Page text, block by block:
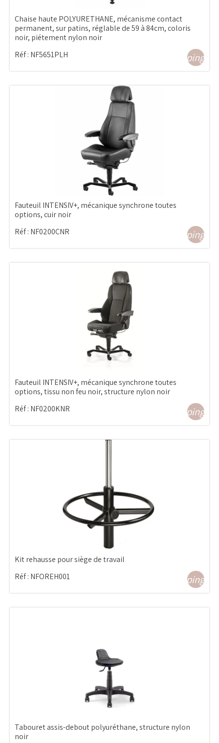
Chaise haute POLYURETHANE, mécanisme contact
permanent, sur patins, réglable de 59 à 84cm, coloris
noir, piétement nylon noir
Réf : NF5651PLH
Fauteuil INTENSIV+, mécanique synchrone toutes
options, cuir noir
Réf : NF0200CNR
Fauteuil INTENSIV+, mécanique synchrone toutes
options, tissu non feu noir, structure nylon noir
Réf : NF0200KNR
Kit rehausse pour siège de travail
Réf : NFOREH001
Tabouret assis-debout polyuréthane, structure nylon
noir